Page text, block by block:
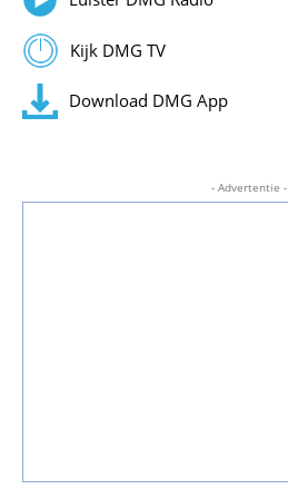
Kijk DMG TV
Download DMG App
- Advertentie -